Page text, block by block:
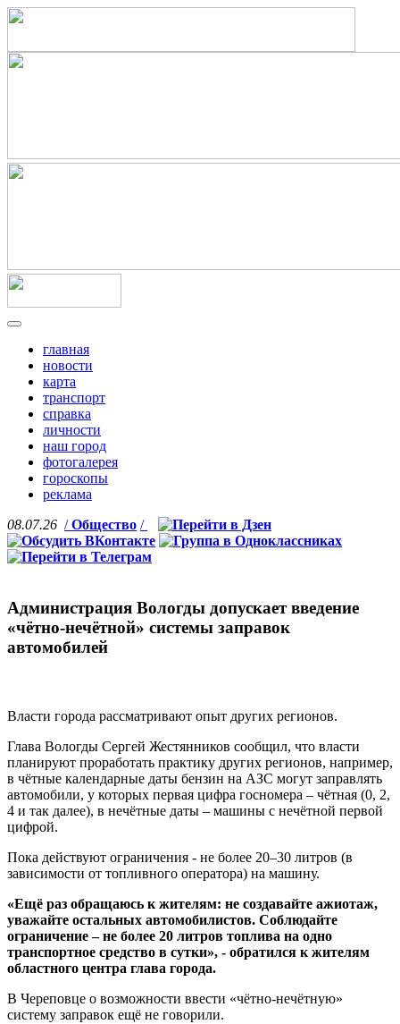
главная
новости
карта
транспорт
справка
личности
наш город
фотогалерея
гороскопы
реклама
08.07.26 /Общество /
Администрация Вологды допускает введение
«чётно-нечётной» системы заправок
автомобилей
Власти города рассматривают опыт других регионов.
Глава Вологды Сергей Жестянников сообщил, что власти
планируют проработать практику других регионов, например,
в чётные календарные даты бензин на АЗС могут заправлять
автомобили, у которых первая цифра госномера – чётная (0, 2,
4 и так далее), в нечётные даты – машины с нечётной первой
цифрой.
Пока действуют ограничения - не более 20–30 литров (в
зависимости от топливного оператора) на машину.
«Ещё раз обращаюсь к жителям: не создавайте ажиотаж,
уважайте остальных автомобилистов. Соблюдайте
ограничение – не более 20 литров топлива на одно
транспортное средство в сутки», - обратился к жителям
областного центра глава города.
В Череповце о возможности ввести «чётно-нечётную»
систему заправок ещё не говорили.